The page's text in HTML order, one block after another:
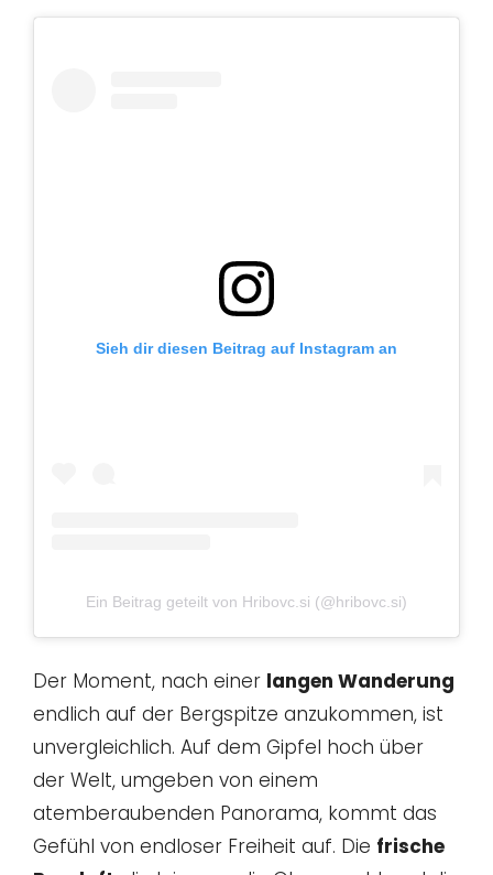
Sieh dir diesen Beitrag auf Instagram an
Ein Beitrag geteilt von Hribovc.si (@hribovc.si)
Der Moment, nach einer langen Wanderung
endlich auf der Bergspitze anzukommen, ist
unvergleichlich. Auf dem Gipfel hoch über
der Welt, umgeben von einem
atemberaubenden Panorama, kommt das
Gefühl von endloser Freiheit auf. Die frische